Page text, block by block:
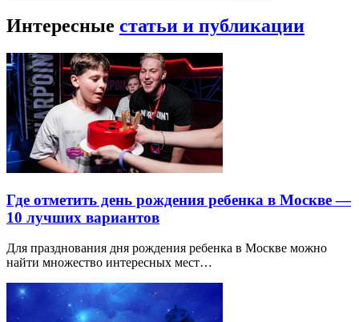
Интересные статьи и публикации
Где отметить день рождения ребенка в Москве —
10 лучших вариантов
Для празднования дня рождения ребенка в Москве можно
найти множество интересных мест…